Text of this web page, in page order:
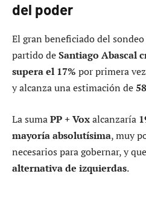
del poder
El gran beneficiado del
partido deSantiago Abascal
supera el 17% por primera
y alcanza una estimación de
La sumaPP + Voxalcanzaría
mayoría absolutísima, muy
necesarios para gobernar, y que
alternativa de izquierdas.